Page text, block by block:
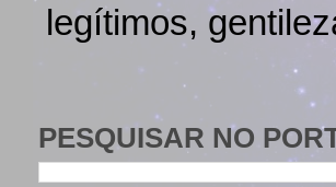
legítimos,
PESQUISAR NO